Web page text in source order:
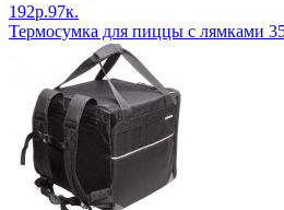
192р.97к.
Термосумка для пиццы с лямками